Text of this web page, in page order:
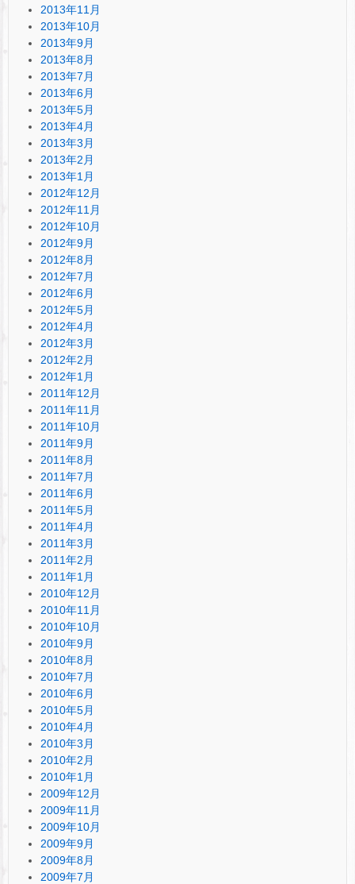
2013年11月
2013年10月
2013年9月
2013年8月
2013年7月
2013年6月
2013年5月
2013年4月
2013年3月
2013年2月
2013年1月
2012年12月
2012年11月
2012年10月
2012年9月
2012年8月
2012年7月
2012年6月
2012年5月
2012年4月
2012年3月
2012年2月
2012年1月
2011年12月
2011年11月
2011年10月
2011年9月
2011年8月
2011年7月
2011年6月
2011年5月
2011年4月
2011年3月
2011年2月
2011年1月
2010年12月
2010年11月
2010年10月
2010年9月
2010年8月
2010年7月
2010年6月
2010年5月
2010年4月
2010年3月
2010年2月
2010年1月
2009年12月
2009年11月
2009年10月
2009年9月
2009年8月
2009年7月